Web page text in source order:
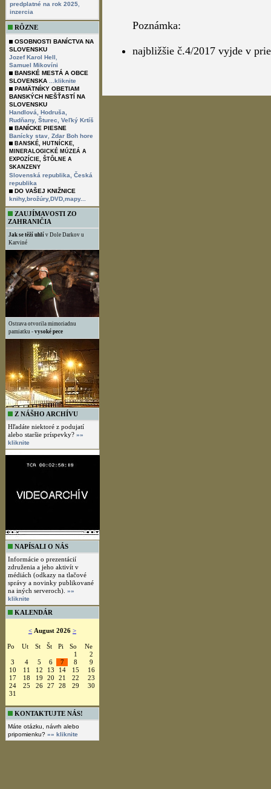
predplatné na rok 2025
inzercia
RÔZNE
OSOBNOSTI BANÍCTVA NA
SLOVENSKU
Jozef Karol Hell
Samuel Mikovíni
BANSKÉ MESTÁ A OBCE
SLOVENSKA
...kliknite
PAMÄTNÍKY OBETIAM
BANSKÝCH NEŠŤASTÍ NA
SLOVENSKU
Handlová,
Hodruša,
Rudňany, Šturec,
Veľký Krtíš
BANÍCKE PIESNE
Banícky stav Zdar Boh hore
BANSKÉ, HUTNÍCKE,
MINERALOGICKÉ MÚZEÁ A
EXPOZÍCIE, ŠTÔLNE A
SKANZENY
Slovenská republika,
Česká
republika
DO VAŠEJ KNIŽNICE
knihy,brožúry,DVD,mapy...
ZAUJÍMAVOSTI ZO
ZAHRANIČIA
Jak se těží uhlí v Dole Darkov u
Karviné
Ostrava otvorila mimoriadnu
pamiatku - vysoké pece
Z NÁŠHO ARCHÍVU
Hľadáte niektoré z podujatí
alebo staršie príspevky? »»
kliknite
NAPÍSALI O NÁS
Informácie o prezentácií
združenia a jeho aktivít v
médiách (odkazy na tlačové
správy a novinky publikované
na iných serveroch). »»
kliknite
KALENDÁR
< August 2026 >
Po Ut St Št Pi So
Ne
1
2
3
4 5 6 7 8
9
10
11 12 13 14 15
16
17
18 19 20 21 22
23
24
25 26 27 28 29
30
31
KONTAKTUJTE NÁS!
Máte otázku, návrh alebo
pripomienku? »» kliknite
Poznámka:
najbližšie č.4/2017 vyjde v